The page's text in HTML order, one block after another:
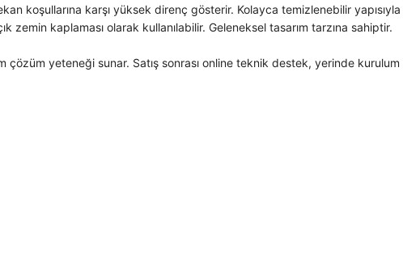
koşullarına karşı yüksek direnç gösterir. Kolayca temizlenebilir yapısıyla
zemin kaplaması olarak kullanılabilir. Geleneksel tasarım tarzına sahiptir.
çözüm yeteneği sunar. Satış sonrası online teknik destek, yerinde